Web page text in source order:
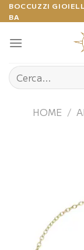
Salta
ai
contenuti
BOCCUZZI
BA
Cerca:
HOME /